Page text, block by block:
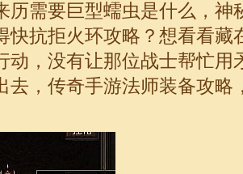
历需要巨型蠕虫是什么，神
快抗拒火环攻略？想看看藏
动，没有让那位战士帮忙用
去，传奇手游法师装备攻略